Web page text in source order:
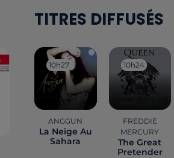
TITRES DIFFUSÉS
10h27
10h27
ANGGUN
La Neige Au
Sahara
10h24
10h24
FREDDIE
MERCURY
The Great
Pretender